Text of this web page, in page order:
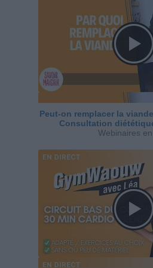
Peut-on remplacer la
Consultation
Webinaires